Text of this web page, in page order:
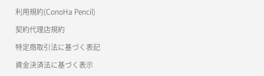
サーバー作成
サーバー再構築（OS再インストール）
ポート一覧取得
ポート作成（ローカルネットワーク用）
ポート作成（追加IP用）
リスナー更新
リスナー詳細取得
ロードバランサー一覧取得
一時的Web公開
公開API(ConoHa VPS Ver.2.0)
利用規約(ConoHa Pencil)
契約代理店規約
特定商取引法に基づく表記
資金決済法に基づく表示